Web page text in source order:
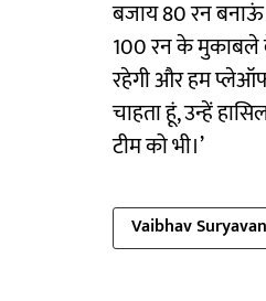
बजाय 80 रन
100 रन के मुकाबले वे
रहेगी और हम
चाहता हूं, उन्हें
टीम को भी।’
Vaibhav